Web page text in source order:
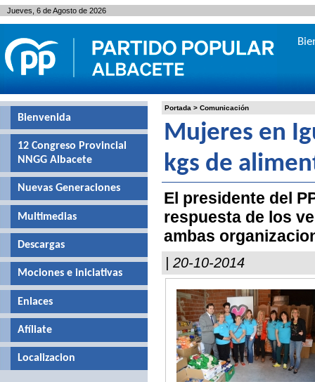
Portada > Comunicación
Mujeres en
kgs de
El presidente del
respuesta de los
ambas
| 20-10-2014
Bienvenida
12 Congreso Provincial
NNGG Albacete
Nuevas Generaciones
Multimedias
Descargas
Mociones e iniciativas
Enlaces
Afíliate
Localizacion
Jueves, 6 de Agosto de 2026